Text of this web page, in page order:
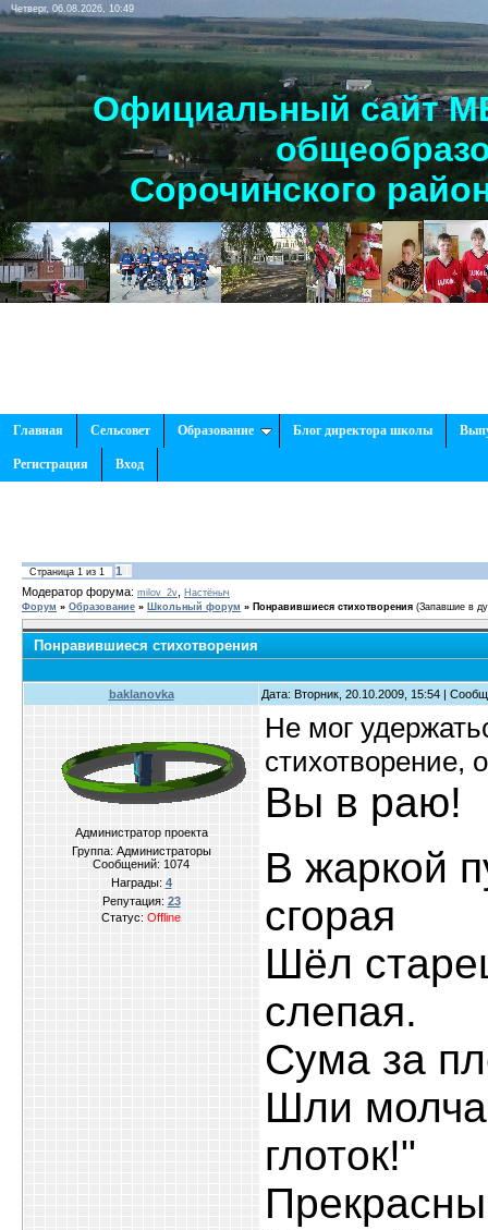
Четверг, 06.08.2026, 10:49
Официальный сайт
Сорочинского
Главная Сельсовет Образование Блог директора школы
Регистрация Вход
Страница 1 из 1
1
Модератор форума: milov_2v, Настёныч
Форум » Образование » Школьный форум » Понравившиеся стихотворения (Запавшие в
Понравившиеся стихотворения
baklanovka Дата: Вторник, 20.10.2009, 15:54 |
Администратор проекта
Группа: Администраторы
Сообщений: 1074
Награды: 4
Репутация: 23
Статус: Offline
Не мог
стихотворение,
Вы в раю!
В жаркой
сгорая
Шёл
слепая.
Сума за
Шли
глоток!"